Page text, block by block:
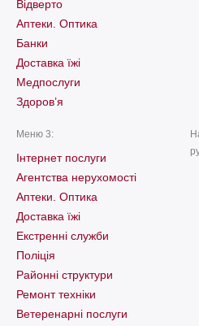
Відверто
Аптеки. Оптика
Банки
Доставка їжі
Медпослуги
Здоров’я
Меню 3:
Інтернет послуги
Агентства нерухомості
Аптеки. Оптика
Доставка їжі
Екстренні служби
Поліція
Районні структури
Ремонт техніки
Ветеренарні послуги